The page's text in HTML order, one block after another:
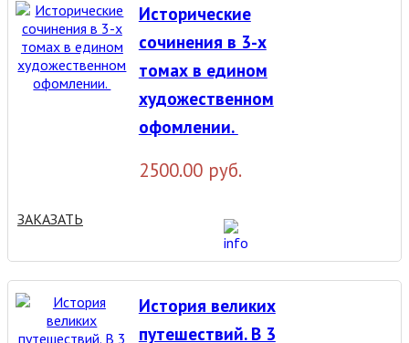
Исторические
сочинения в 3-х
томах в едином
художественном
офомлении.
2500.00 руб.
ЗАКАЗАТЬ
История великих
путешествий. В 3